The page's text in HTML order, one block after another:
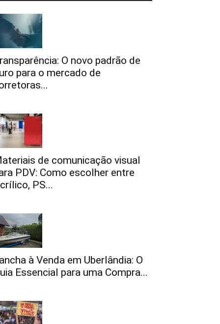
O novo padrão de
para o mercado de
de comunicação visual
PDV: Como escolher entre
PS...
à Venda em Uberlândia: O
Essencial para uma Compra...